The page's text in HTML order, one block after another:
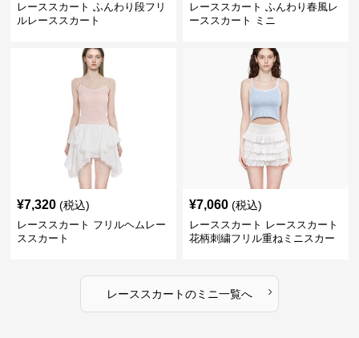
レーススカート ふんわり段フリ
ルレーススカート
レーススカート ふんわり春風レ
ーススカート ミニ
¥7,320 (税込)
レーススカート フリルヘムレー
ススカート
¥7,060 (税込)
レーススカート レーススカート
花柄刺繍フリル重ねミニスカー
レーススカートのミニ一覧へ ›